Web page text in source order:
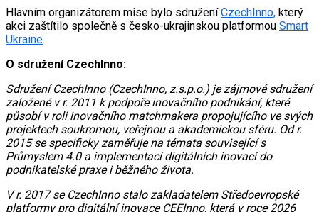
Hlavním organizátorem mise bylo sdruženíCzechInno, který
akci zaštítilo společně s česko-ukrajinskou platformou Smart
Ukraine.
O sdružení CzechInno:
Sdružení CzechInno (CzechInno, z.s.p.o.) je zájmové sdružení
založené v r. 2011 k podpoře inovačního podnikání, které
působí v roli inovačního matchmakera propojujícího ve svých
projektech soukromou, veřejnou a akademickou sféru. Od r.
2015 se specificky zaměřuje na témata související s
Průmyslem 4.0 a implementací digitálních inovací do
podnikatelské praxe i běžného života.
V r. 2017 se CzechInno stalo zakladatelem Středoevropské
platformy pro digitální inovace CEEInno, která v roce 2026